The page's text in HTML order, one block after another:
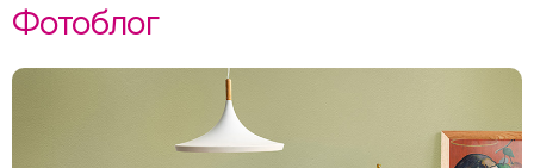
Фотоблог